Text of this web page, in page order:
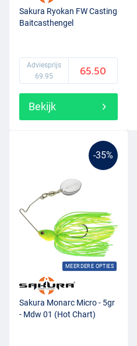
Sakura Ryokan FW Casting
Baitcasthengel
Adviesprijs
69.95
65.50
Bekijk
-35%
MEERDERE OPTIES
Sakura Monarc Micro - 5gr
- Mdw 01 (Hot Chart)